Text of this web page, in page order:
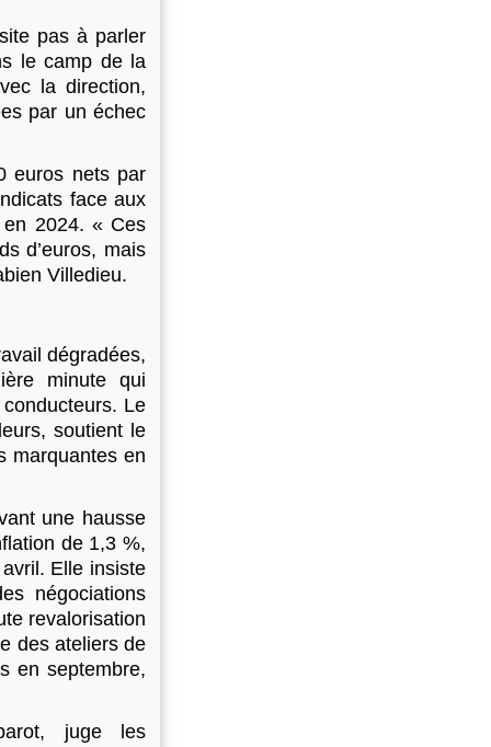
pas à parler
le camp de la
la direction,
par un échec
euros nets par
face aux
en 2024. « Ces
d’euros, mais
Villedieu.
dégradées,
minute qui
Le
soutient le
marquantes en
une hausse
de 1,3 %,
Elle insiste
négociations
revalorisation
des ateliers de
en septembre,
juge les